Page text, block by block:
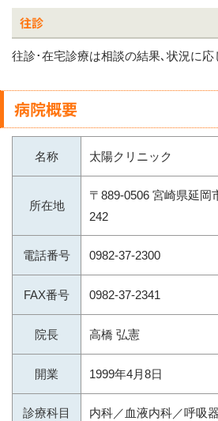
往診
往診･在宅診療は相談の結果､状況に応
病院概要
名称 太陽クリニック
所在地
〒889-0506 宮崎県延岡
242
電話番号 0982-37-2300
FAX番号 0982-37-2341
院長 高橋 弘憲
開業 1999年4月8日
診療科目 内科／血液内科／呼吸